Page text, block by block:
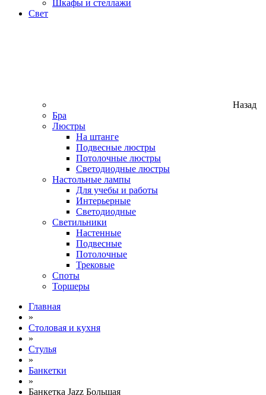
Шкафы и стеллажи
Свет
Назад
Бра
Люстры
На штанге
Подвесные люстры
Потолочные люстры
Светодиодные люстры
Настольные лампы
Для учебы и работы
Интерьерные
Светодиодные
Светильники
Настенные
Подвесные
Потолочные
Трековые
Споты
Торшеры
Главная
»
Столовая и кухня
»
Стулья
»
Банкетки
»
Банкетка Jazz Большая